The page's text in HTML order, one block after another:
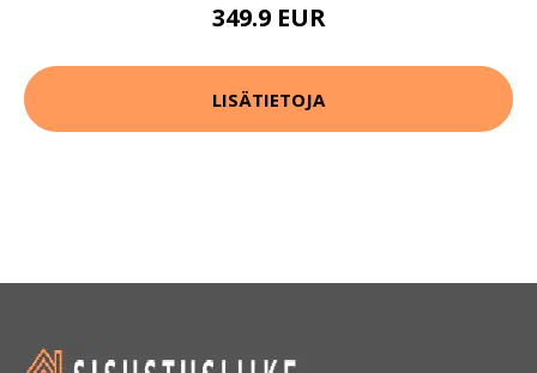
349.9 EUR
LISÄTIETOJA